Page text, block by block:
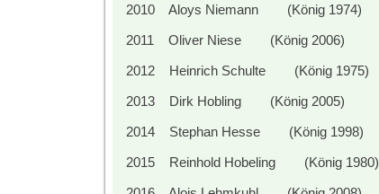
2010 Aloys Niemann (König 1974)
2011 Oliver Niese (König 2006)
2012 Heinrich Schulte (König 1975)
2013 Dirk Hobling (König 2005)
2014 Stephan Hesse (König 1998)
2015 Reinhold Hobeling (König 1980)